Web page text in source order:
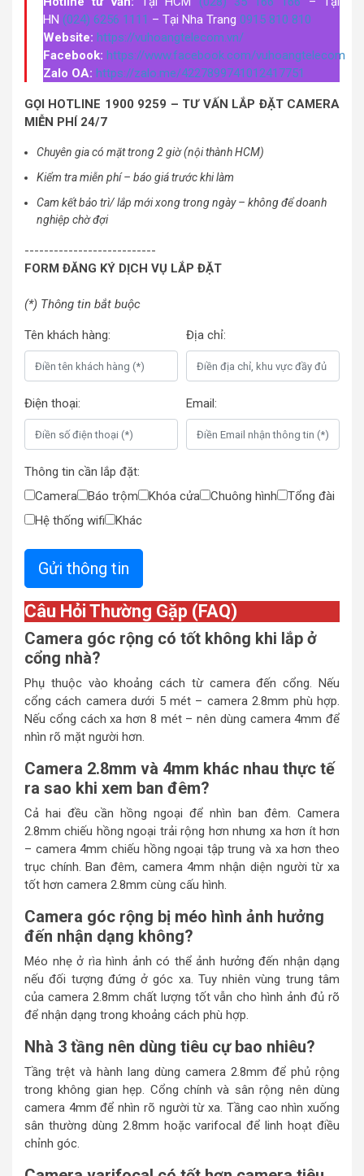
HN (024) 6256 1111 – Tại Nha Trang 0915 810 810
Website: https://vuhoangtelecom.vn/
Facebook: https://www.facebook.com/vuhoangtelecom
Zalo OA: https://zalo.me/4227899741012417751
GỌI HOTLINE 1900 9259 – TƯ VẤN LẮP ĐẶT CAMERA
MIỄN PHÍ 24/7
Chuyên gia có mặt trong 2 giờ (nội thành HCM)
Kiểm tra miễn phí – báo giá trước khi làm
Cam kết bảo trì/ lắp mới xong trong ngày – không để doanh
nghiệp chờ đợi
---------------------------
FORM ĐĂNG KÝ DỊCH VỤ LẮP ĐẶT
(*) Thông tin bắt buộc
Tên khách hàng: Địa chỉ:
Điện thoại: Email:
Thông tin cần lắp đặt:
Camera
Báo trộm Khóa cửa Chuông hình
Tổng đài
Hệ thống wifi
Khác
Câu Hỏi Thường Gặp (FAQ)
Camera góc rộng có tốt không khi lắp ở
cổng nhà?
Phụ thuộc vào khoảng cách từ camera đến cổng. Nếu
cổng cách camera dưới 5 mét – camera 2.8mm phù hợp.
Nếu cổng cách xa hơn 8 mét – nên dùng camera 4mm để
nhìn rõ mặt người hơn.
Camera 2.8mm và 4mm khác nhau thực tế
ra sao khi xem ban đêm?
Cả hai đều cần hồng ngoại để nhìn ban đêm. Camera
2.8mm chiếu hồng ngoại trải rộng hơn nhưng xa hơn ít hơn
– camera 4mm chiếu hồng ngoại tập trung và xa hơn theo
trục chính. Ban đêm, camera 4mm nhận diện người từ xa
tốt hơn camera 2.8mm cùng cấu hình.
Camera góc rộng bị méo hình ảnh hưởng
đến nhận dạng không?
Méo nhẹ ở rìa hình ảnh có thể ảnh hưởng đến nhận dạng
nếu đối tượng đứng ở góc xa. Tuy nhiên vùng trung tâm
của camera 2.8mm chất lượng tốt vẫn cho hình ảnh đủ rõ
để nhận dạng trong khoảng cách phù hợp.
Nhà 3 tầng nên dùng tiêu cự bao nhiêu?
Tầng trệt và hành lang dùng camera 2.8mm để phủ rộng
trong không gian hẹp. Cổng chính và sân rộng nên dùng
camera 4mm để nhìn rõ người từ xa. Tầng cao nhìn xuống
sân thường dùng 2.8mm hoặc varifocal để linh hoạt điều
chỉnh góc.